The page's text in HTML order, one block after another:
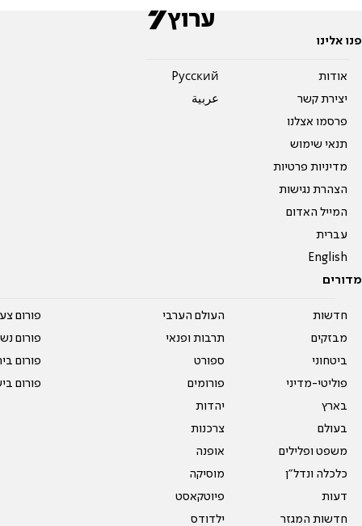
פנו אלינו
אודות
יצירת קשר
פרסמו אצלנו
תנאי שימוש
מדיניות פרטיות
הצהרת נגישות
המייל האדום
עברית
English
Pусский
عربية
מדורים
חדשות
מבזקים
ביטחוני
פוליטי-מדיני
בארץ
בעולם
משפט ופלילים
כלכלה ונדל"ן
דעות
חדשות המגזר
העולם הערבי
תרבות ופנאי
ספורט
פורומים
יהדות
צרכנות
אופנה
מוסיקה
פיוטקאסט
ילדודס
פורום
פורום
פורום
פורום